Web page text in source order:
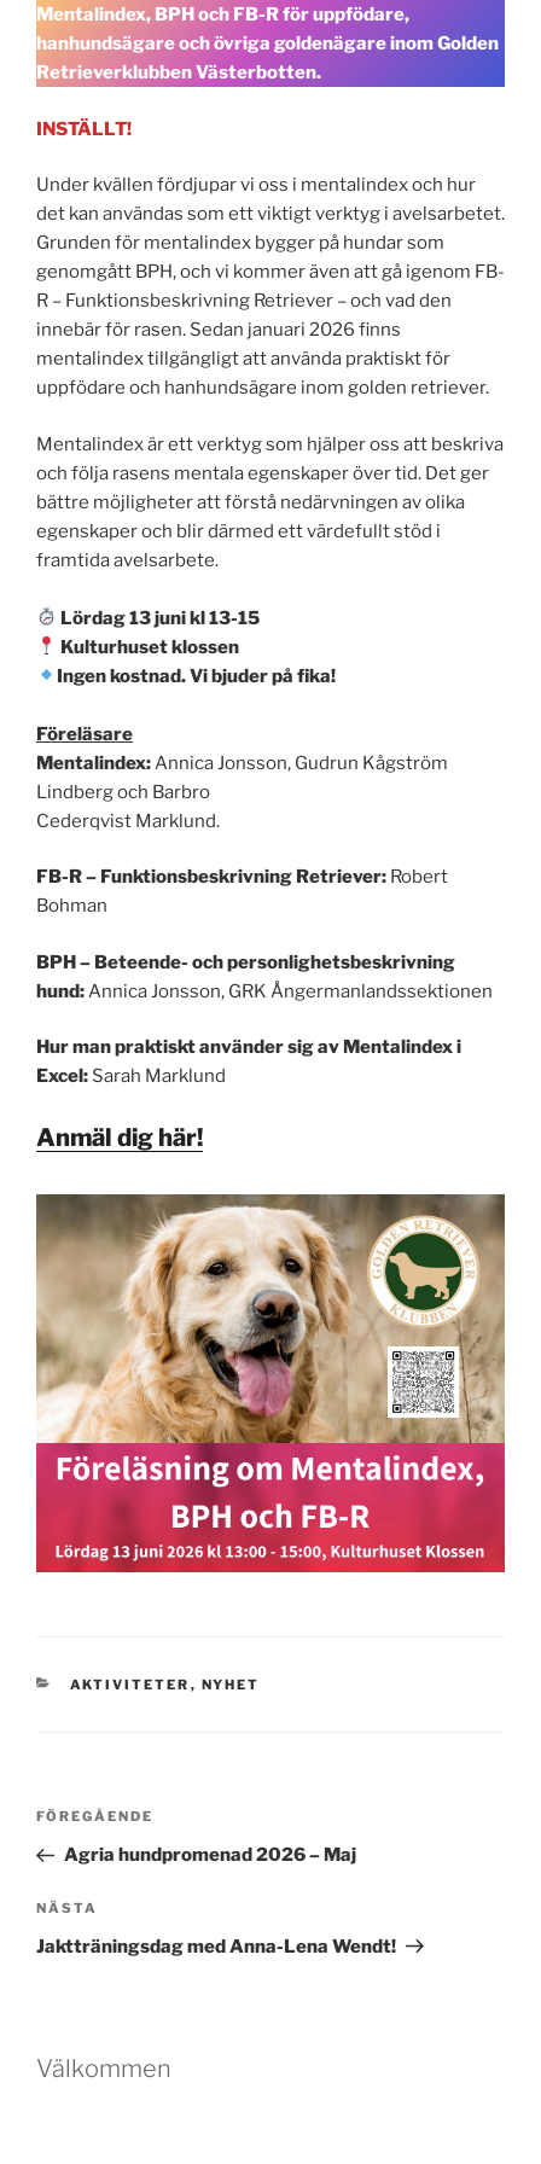
Mentalindex, BPH och FB-R för uppfödare,
hanhundsägare och övriga goldenägare inom Golden
Retrieverklubben Västerbotten.
INSTÄLLT!
Under kvällen fördjupar vi oss i mentalindex och hur
det kan användas som ett viktigt verktyg i avelsarbetet.
Grunden för mentalindex bygger på hundar som
genomgått BPH, och vi kommer även att gå igenom FB-
R – Funktionsbeskrivning Retriever – och vad den
innebär för rasen. Sedan januari 2026 finns
mentalindex tillgängligt att använda praktiskt för
uppfödare och hanhundsägare inom golden retriever.
Mentalindex är ett verktyg som hjälper oss att beskriva
och följa rasens mentala egenskaper över tid. Det ger
bättre möjligheter att förstå nedärvningen av olika
egenskaper och blir därmed ett värdefullt stöd i
framtida avelsarbete.
Lördag 13 juni kl 13-15
Kulturhuset klossen
Ingen kostnad. Vi bjuder på fika!
Föreläsare
Mentalindex:Annica Jonsson, Gudrun Kågström
Lindberg och Barbro
Cederqvist Marklund.
FB-R – Funktionsbeskrivning Retriever: Robert
Bohman
BPH – Beteende- och personlighetsbeskrivning
hund:Annica Jonsson, GRK Ångermanlandssektionen
Hur man praktiskt använder sig av Mentalindex i
Excel: Sarah Marklund
Anmäl dig här!
KATEGORIER
AKTIVITETER , NYHET
Inläggsnavigering
Föregående
inlägg
FÖREGÅENDE
Agria hundpromenad 2026 – Maj
Nästa
inlägg
NÄSTA
Jaktträningsdag med Anna-Lena Wendt!
Välkommen